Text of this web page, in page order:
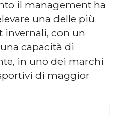
il management ha
una delle più
invernali, con un
capacità di
in uno dei marchi
di maggior